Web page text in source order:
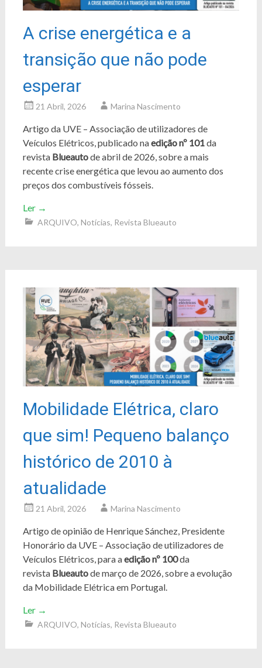
A crise energética e a
transição que não pode
esperar
21 Abril, 2026 Marina Nascimento
Artigo da UVE – Associação de utilizadores de
Veículos Elétricos, publicado naedição nº 101da
revista Blueautode abril de 2026, sobre a mais
recente crise energética que levou ao aumento dos
preços dos combustíveis fósseis.
Ler →
ARQUIVO, Notícias, Revista Blueauto
Mobilidade Elétrica, claro
que sim! Pequeno balanço
histórico de 2010 à
atualidade
21 Abril, 2026 Marina Nascimento
Artigo de opinião de Henrique Sánchez, Presidente
Honorário da UVE – Associação de utilizadores de
Veículos Elétricos, para aedição nº 100da
revista Blueautode março de 2026, sobre a evolução
da Mobilidade Elétrica em Portugal.
Ler →
ARQUIVO, Notícias, Revista Blueauto